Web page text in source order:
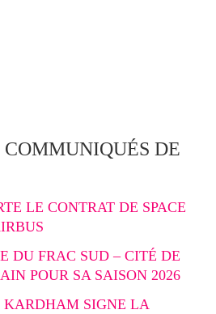
DE
LE CONTRAT DE SPACE
DU FRAC SUD – CITÉ DE
POUR SA SAISON 2026
KARDHAM SIGNE LA